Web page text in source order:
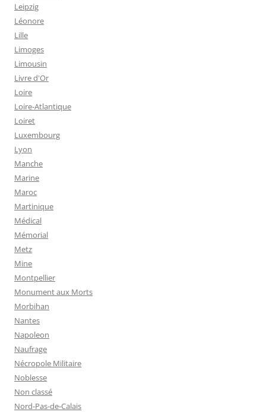
Leipzig
Léonore
Lille
Limoges
Limousin
Livre d'Or
Loire
Loire-Atlantique
Loiret
Luxembourg
Lyon
Manche
Marine
Maroc
Martinique
Médical
Mémorial
Metz
Mine
Montpellier
Monument aux Morts
Morbihan
Nantes
Napoleon
Naufrage
Nécropole Militaire
Noblesse
Non classé
Nord-Pas-de-Calais